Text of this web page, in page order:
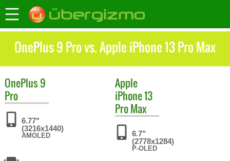
OnePlus 9 Pro vs. Apple iPhone 13 Pro Max
OnePlus9
Pro
6.77"
(3216x1440)
AMOLED
Apple
iPhone 13
Pro Max
6.7"
(2778x1284)
P-OLED